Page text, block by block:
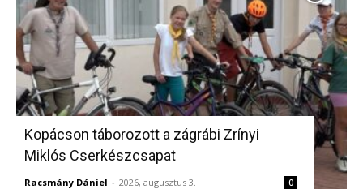
Kopácson táborozott a zágrábi Zrínyi
Miklós Cserkészcsapat
Racsmány Dániel - 2026, augusztus 3. 0